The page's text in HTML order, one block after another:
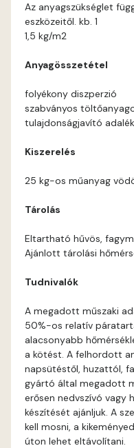
Az anyagszükséglet
eszközeitől. kb. 1
1,5 kg/m2
Anyagösszetétel
folyékony diszperzió
szabványos
tulajdonságjavító
Kiszerelés
25 kg-os műanyag
Tárolás
Eltartható hűvös,
Ajánlott tárolási
Tudnivalók
A megadott műszaki
50%-os relatív
alacsonyabb
a kötést. A felhordott
napsütéstől, huzattól,
gyártó által megadott
erősen nedvszívó vagy
készítését ajánljuk. A
kell mosni, a
úton lehet eltávolítani.